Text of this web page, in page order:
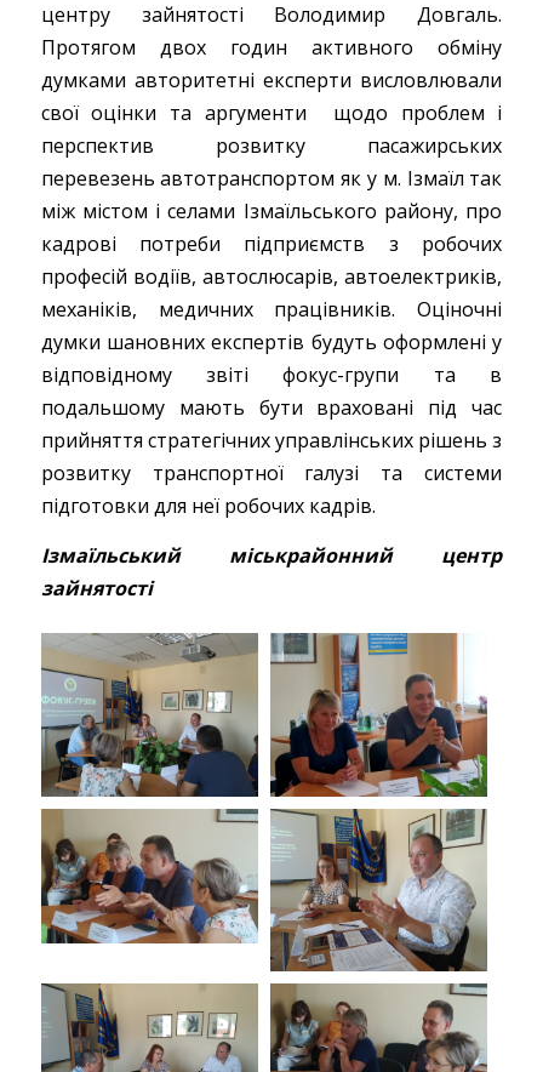
центру зайнятості Володимир Довгаль.
Протягом двох годин активного обміну
думками авторитетні експерти висловлювали
свої оцінки та аргументи щодо проблем і
перспектив розвитку пасажирських
перевезень автотранспортом як у м. Ізмаїл так
між містом і селами Ізмаїльського району, про
кадрові потреби підприємств з робочих
професій водіїв, автослюсарів, автоелектриків,
механіків, медичних працівників. Оціночні
думки шановних експертів будуть оформлені у
відповідному звіті фокус-групи та в
подальшому мають бути враховані під час
прийняття стратегічних управлінських рішень з
розвитку транспортної галузі та системи
підготовки для неї робочих кадрів.
Ізмаїльський міськрайонний центр
зайнятості